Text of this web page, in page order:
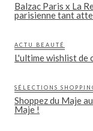
Balzac Paris x La
parisienne tant
ACTU BEAUTÉ
L'ultime wishlist de
SÉLECTIONS
Shoppez du Maje
Maje !